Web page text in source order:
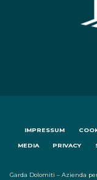
IMPRESSUM
MEDIA PRIVACY
Garda Dolomiti – Azienda